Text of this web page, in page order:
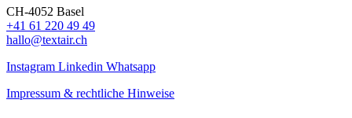
CH-4052 Basel
+41 61 220 49 49
hallo@textair.ch
Instagram Linkedin Whatsapp
Impressum & rechtliche Hinweise